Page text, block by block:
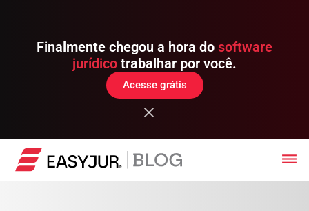
Finalmente chegou a hora do software
jurídico trabalhar por você.
Acesse grátis